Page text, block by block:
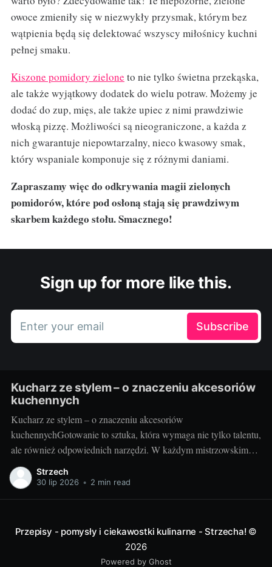
owoce zmieniły się w niezwykły przysmak, którym bez
wątpienia będą się delektować wszyscy miłośnicy kuchni
pełnej smaku.
Kiszone pomidory zielone to nie tylko świetna przekąska,
ale także wyjątkowy dodatek do wielu potraw. Możemy je
dodać do zup, mięs, ale także upiec z nimi prawdziwie
włoską pizzę. Możliwości są nieograniczone, a każda z
nich gwarantuje niepowtarzalny, nieco kwasowy smak,
który wspaniale komponuje się z różnymi daniami.
Zapraszamy więc do odkrywania magii zielonych
pomidorów, które pod osłoną stają się prawdziwym
skarbem każdego stołu. Smacznego!
Sign up for more like this.
Enter your email Subscribe
Kucharz ze stylem – o znaczeniu akcesoriów
kuchennych
Kucharz ze stylem – o znaczeniu akcesoriów
kuchennychGotowanie to sztuka, która wymaga nie tylko talentu,
ale również odpowiednich narzędzi. W każdym mistrzowskim
daniu, za wyrafinowanym smakiem i estetycznym podaniem,
kryją się wyselekcjonowane akcesoria kuchenne. Poznaj sekrety
Strzech
30 lip 2026 • 2 min read
Przepisy - pomysły i ciekawostki kulinarne - Strzecha! ©
2026
Powered by Ghost